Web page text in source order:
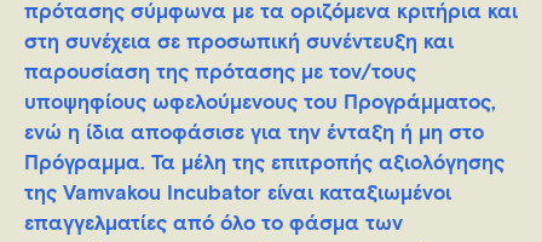
πρότασης σύμφωνα με τα οριζόμενα κριτήρια και
στη συνέχεια σε προσωπική συνέντευξη και
παρουσίαση της πρότασης με τον/τους
υποψηφίους ωφελούμενους του Προγράμματος,
ενώ η ίδια αποφάσισε για την ένταξη ή μη στο
Πρόγραμμα. Τα μέλη της επιτροπής αξιολόγησης
της Vamvakou Incubator είναι καταξιωμένοι
επαγγελματίες από όλο το φάσμα των